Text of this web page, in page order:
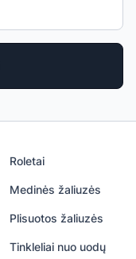
Roletai
Medinės žaliuzės
Plisuotos žaliuzės
Tinkleliai nuo uodų